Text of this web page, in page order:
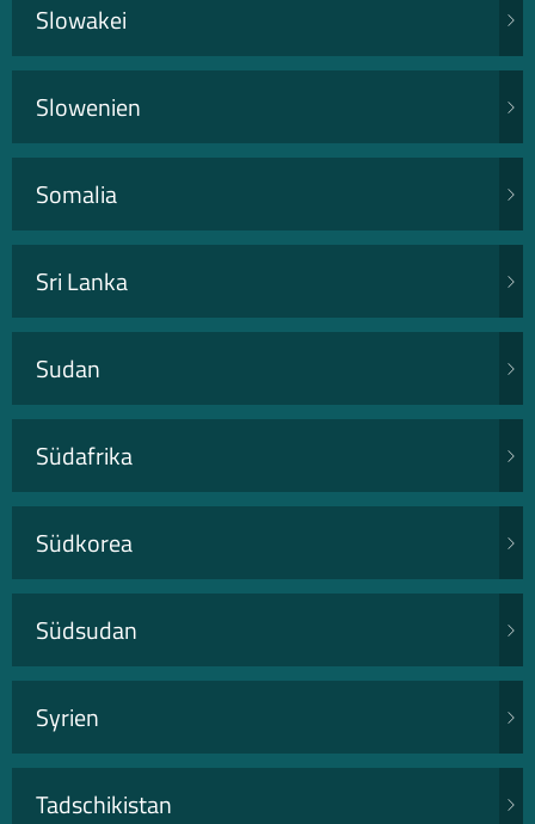
Slowakei
Slowenien
Somalia
Sri Lanka
Sudan
Südafrika
Südkorea
Südsudan
Syrien
Tadschikistan